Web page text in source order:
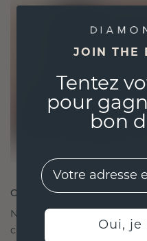
CRÉÉ POUR LA
Notre philosophie en
créer des liens, chaque
JOIN THE
Tentez
pour
bon
EMail
Oui, je